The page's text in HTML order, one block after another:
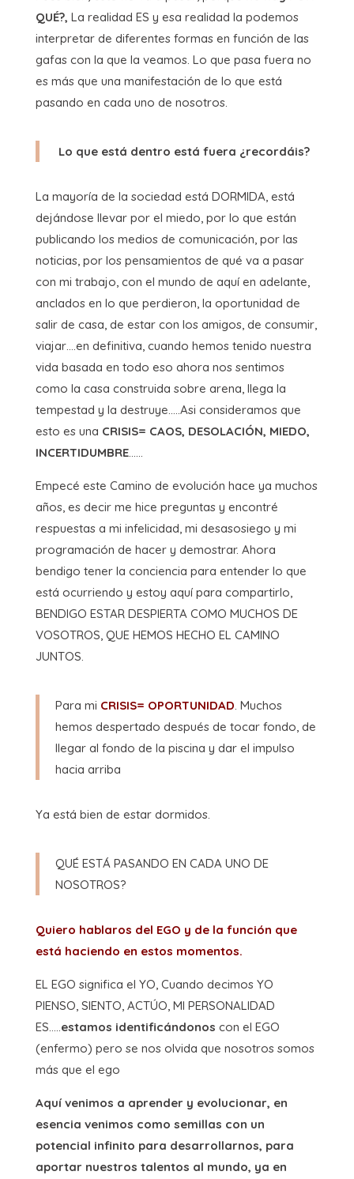
QUÉ?, La realidad ES y esa realidad la podemos
interpretar de diferentes formas en función de las
gafas con la que la veamos. Lo que pasa fuera no
es más que una manifestación de lo que está
pasando en cada uno de nosotros.
Lo que está dentro está fuera ¿recordáis?
La mayoría de la sociedad está DORMIDA, está
dejándose llevar por el miedo, por lo que están
publicando los medios de comunicación, por las
noticias, por los pensamientos de qué va a pasar
con mi trabajo, con el mundo de aquí en adelante,
anclados en lo que perdieron, la oportunidad de
salir de casa, de estar con los amigos, de consumir,
viajar….en definitiva, cuando hemos tenido nuestra
vida basada en todo eso ahora nos sentimos
como la casa construida sobre arena, llega la
tempestad y la destruye…..Asi consideramos que
esto es una CRISIS= CAOS, DESOLACIÓN, MIEDO,
INCERTIDUMBRE……
Empecé este Camino de evolución hace ya muchos
años, es decir me hice preguntas y encontré
respuestas a mi infelicidad, mi desasosiego y mi
programación de hacer y demostrar. Ahora
bendigo tener la conciencia para entender lo que
está ocurriendo y estoy aquí para compartirlo,
BENDIGO ESTAR DESPIERTA COMO MUCHOS DE
VOSOTROS, QUE HEMOS HECHO EL CAMINO
JUNTOS.
Para mi CRISIS= OPORTUNIDAD. Muchos
hemos despertado después de tocar fondo, de
llegar al fondo de la piscina y dar el impulso
hacia arriba
Ya está bien de estar dormidos.
QUÉ ESTÁ PASANDO EN CADA UNO DE
NOSOTROS?
Quiero hablaros del EGO y de la función que
está haciendo en estos momentos.
EL EGO significa el YO, Cuando decimos YO
PIENSO, SIENTO, ACTÚO, MI PERSONALIDAD
ES…..estamos identificándonos con el EGO
(enfermo) pero se nos olvida que nosotros somos
más que el ego
Aquí venimos a aprender y evolucionar, en
esencia venimos como semillas con un
potencial infinito para desarrollarnos, para
aportar nuestros talentos al mundo, ya en